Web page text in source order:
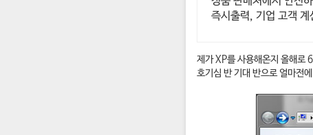
즉시출력, 기업 고객 계
제가 XP를 사용해온지 올해로
호기심 반 기대 반으로 얼마전